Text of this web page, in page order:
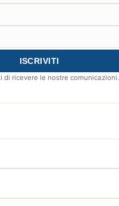
di ricevere le nostre comunicazioni.